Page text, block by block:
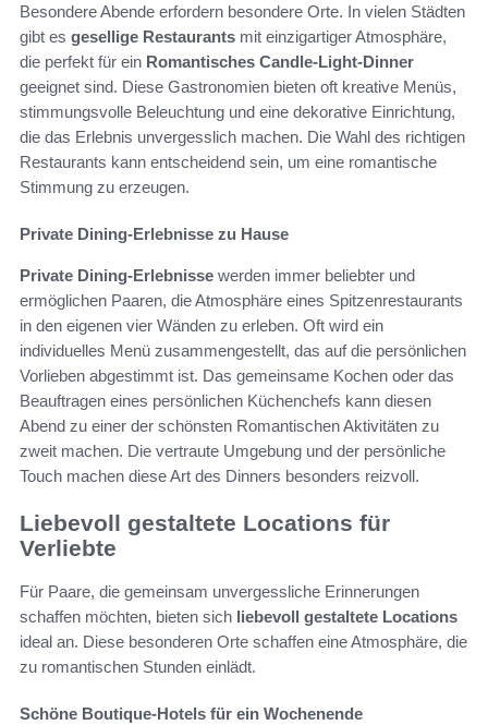
Besondere Abende erfordern besondere Orte. In vielen Städten
gibt es gesellige Restaurants mit einzigartiger Atmosphäre,
die perfekt für ein Romantisches Candle-Light-Dinner
geeignet sind. Diese Gastronomien bieten oft kreative Menüs,
stimmungsvolle Beleuchtung und eine dekorative Einrichtung,
die das Erlebnis unvergesslich machen. Die Wahl des richtigen
Restaurants kann entscheidend sein, um eine romantische
Stimmung zu erzeugen.
Private Dining-Erlebnisse zu Hause
Private Dining-Erlebnisse werden immer beliebter und
ermöglichen Paaren, die Atmosphäre eines Spitzenrestaurants
in den eigenen vier Wänden zu erleben. Oft wird ein
individuelles Menü zusammengestellt, das auf die persönlichen
Vorlieben abgestimmt ist. Das gemeinsame Kochen oder das
Beauftragen eines persönlichen Küchenchefs kann diesen
Abend zu einer der schönsten Romantischen Aktivitäten zu
zweit machen. Die vertraute Umgebung und der persönliche
Touch machen diese Art des Dinners besonders reizvoll.
Liebevoll gestaltete Locations für
Verliebte
Für Paare, die gemeinsam unvergessliche Erinnerungen
schaffen möchten, bieten sich liebevoll gestaltete Locations
ideal an. Diese besonderen Orte schaffen eine Atmosphäre, die
zu romantischen Stunden einlädt.
Schöne Boutique-Hotels für ein Wochenende